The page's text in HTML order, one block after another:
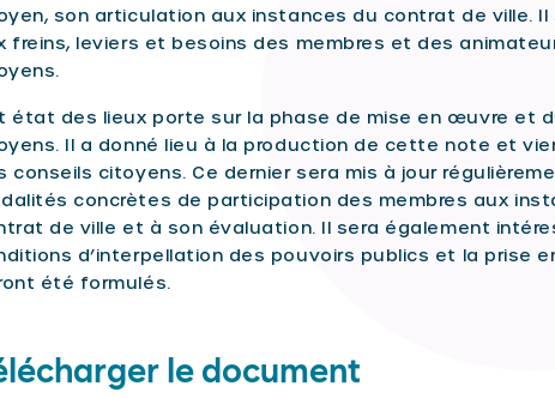
son articulation aux instances du contrat de ville. Il
freins, leviers et besoins des membres et des
état des lieux porte sur la phase de mise en œuvre et
Il a donné lieu à la production de cette note et
conseils citoyens. Ce dernier sera mis à jour
concrètes de participation des membres aux
de ville et à son évaluation. Il sera également
d’interpellation des pouvoirs publics et la prise
été formulés.
le document